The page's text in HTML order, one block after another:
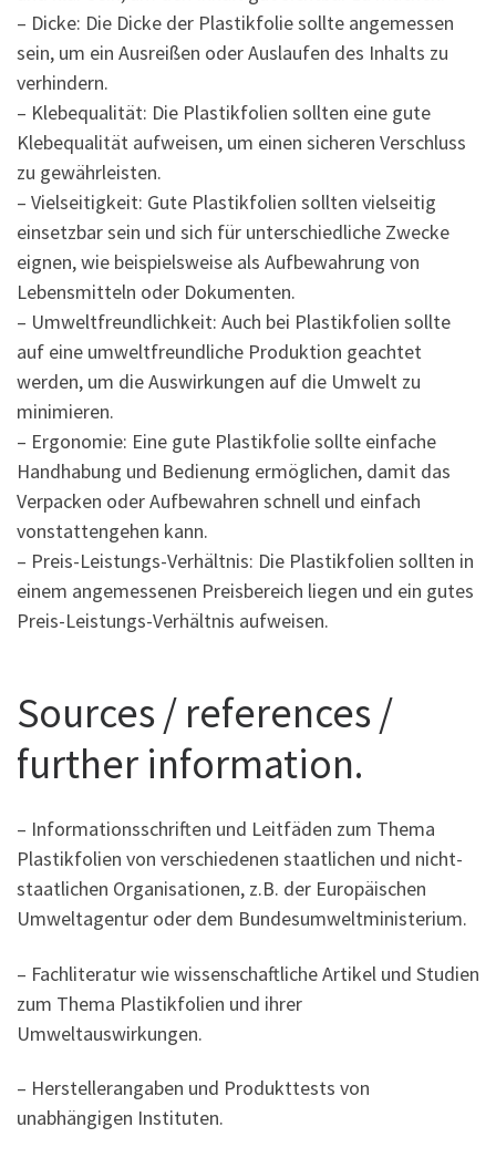
– Dicke: Die Dicke der Plastikfolie sollte angemessen
sein, um ein Ausreißen oder Auslaufen des Inhalts zu
verhindern.
– Klebequalität: Die Plastikfolien sollten eine gute
Klebequalität aufweisen, um einen sicheren Verschluss
zu gewährleisten.
– Vielseitigkeit: Gute Plastikfolien sollten vielseitig
einsetzbar sein und sich für unterschiedliche Zwecke
eignen, wie beispielsweise als Aufbewahrung von
Lebensmitteln oder Dokumenten.
– Umweltfreundlichkeit: Auch bei Plastikfolien sollte
auf eine umweltfreundliche Produktion geachtet
werden, um die Auswirkungen auf die Umwelt zu
minimieren.
– Ergonomie: Eine gute Plastikfolie sollte einfache
Handhabung und Bedienung ermöglichen, damit das
Verpacken oder Aufbewahren schnell und einfach
vonstattengehen kann.
– Preis-Leistungs-Verhältnis: Die Plastikfolien sollten in
einem angemessenen Preisbereich liegen und ein gutes
Preis-Leistungs-Verhältnis aufweisen.
Sources / references /
further information.
– Informationsschriften und Leitfäden zum Thema
Plastikfolien von verschiedenen staatlichen und nicht-
staatlichen Organisationen, z.B. der Europäischen
Umweltagentur oder dem Bundesumweltministerium.
– Fachliteratur wie wissenschaftliche Artikel und Studien
zum Thema Plastikfolien und ihrer
Umweltauswirkungen.
– Herstellerangaben und Produkttests von
unabhängigen Instituten.